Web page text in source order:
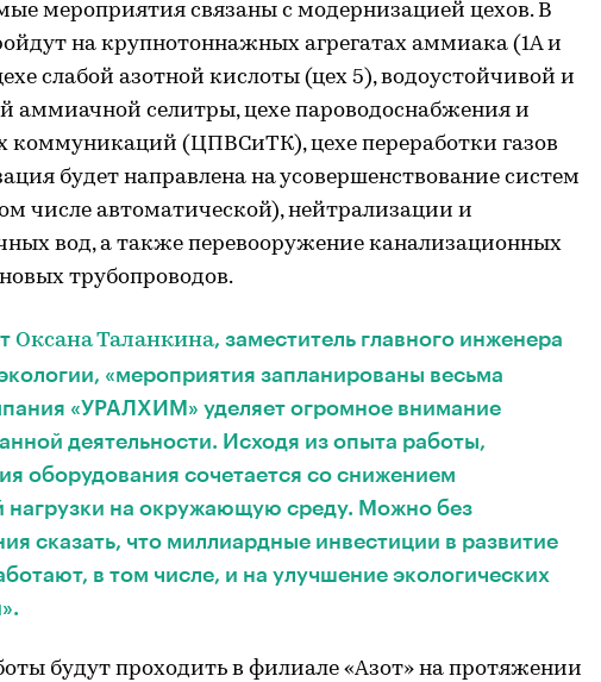
мероприятия связаны с модернизацией цехов. В
на крупнотоннажных агрегатах аммиака (1А и
слабой азотной кислоты (цех 5), водоустойчивой и
аммиачной селитры, цехе пароводоснабжения и
коммуникаций (ЦПВСиТК), цехе переработки газов
будет направлена на усовершенствование систем
числе автоматической), нейтрализации и
вод, а также перевооружение канализационных
трубопроводов.
Оксана Таланкина, заместитель главного инженера
«мероприятия запланированы весьма
«УРАЛХИМ» уделяет огромное внимание
деятельности. Исходя из опыта работы,
оборудования сочетается со снижением
нагрузки на окружающую среду. Можно без
сказать, что миллиардные инвестиции в развитие
в том числе, и на улучшение экологических
будут проходить в филиале «Азот» на протяжении